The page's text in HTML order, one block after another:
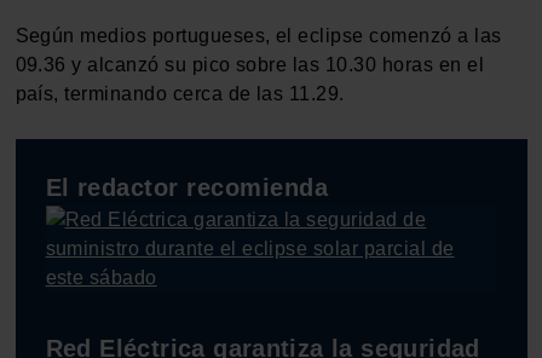
Según medios portugueses, el eclipse comenzó a las
09.36 y alcanzó su pico sobre las 10.30 horas en el
país, terminando cerca de las 11.29.
El redactor recomienda
Red Eléctrica garantiza la seguridad